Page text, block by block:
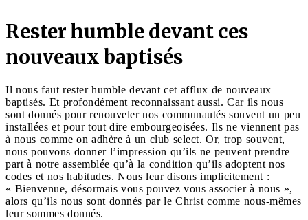
Rester humble devant ces
nouveaux baptisés
Il nous faut rester humble devant cet afflux de nouveaux
baptisés. Et profondément reconnaissant aussi. Car ils nous
sont donnés pour renouveler nos communautés souvent un peu
installées et pour tout dire embourgeoisées. Ils ne viennent pas
à nous comme on adhère à un club select. Or, trop souvent,
nous pouvons donner l’impression qu’ils ne peuvent prendre
part à notre assemblée qu’à la condition qu’ils adoptent nos
codes et nos habitudes. Nous leur disons implicitement :
« Bienvenue, désormais vous pouvez vous associer à nous »,
alors qu’ils nous sont donnés par le Christ comme nous-mêmes
leur sommes donnés.